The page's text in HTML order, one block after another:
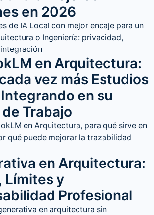
en 2026
de IA Local con mejor encaje para un
o Ingeniería: privacidad,
en Arquitectura:
vez más Estudios
en su
Trabajo
en Arquitectura, para qué sirve en
qué puede mejorar la trazabilidad
en Arquitectura:
Límites y
Profesional
en arquitectura sin